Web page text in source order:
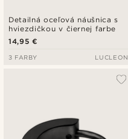
Detailná oceľová náušnica s
hviezdičkou v čiernej farbe
14,95 €
3 FARBY LUCLEON